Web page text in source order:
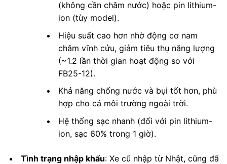
(không cần châm nước) hoặc pin lithium-
ion (tùy model).
Hiệu suất cao hơn nhờ động cơ nam
châm vĩnh cửu, giảm tiêu thụ năng lượng
(~1.2 lần thời gian hoạt động so với
FB25-12).
Khả năng chống nước và bụi tốt hơn, phù
hợp cho cả môi trường ngoài trời.
Hệ thống sạc nhanh (đối với pin lithium-
ion, sạc 60% trong 1 giờ).
Tình trạng nhập khẩu: Xe cũ nhập từ Nhật, cũng đã